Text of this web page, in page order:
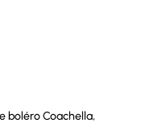
boléro Coachella,